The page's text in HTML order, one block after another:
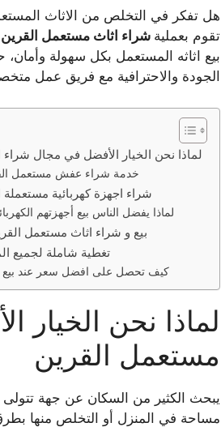
هل تفكر في التخلص من الاثاث
تقوم بعملية شراء اثاث مستعمل القرين
بيع اثاثه المستعمل بكل سهولة
الجودة والاحترافية مع فريق عمل
لماذا نحن الخيار الأفضل في مجال
خدمة شراء عفش مستعمل
شراء اجهزة كهربائية مستعملة
لماذا يفضل الناس بيع أجهزتهم
بيع و شراء اثاث مستعمل
تغطية شاملة لجميع
كيف تحصل على افضل سعر عند بيع
لماذا نحن
مستعمل القرين
يبحث الكثير من السكان عن جهة
مساحة في المنزل أو التخلص منها